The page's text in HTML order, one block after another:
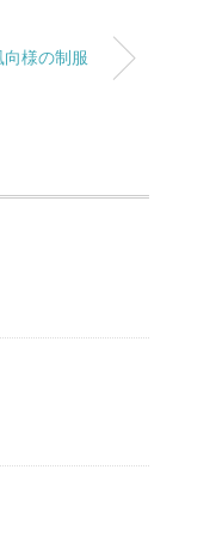
向様の制服